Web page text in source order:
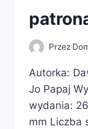
Przez
Autorka:
Jo Papaj
wydania:
mm Liczba